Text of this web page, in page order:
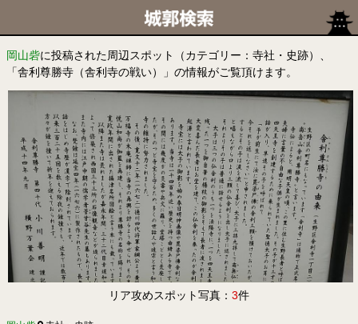
岡山砦に投稿された周辺スポット（カテゴリー：寺社・史跡）、
「舎利尊勝寺（舎利寺の戦い）」の情報がご覧頂けます。
リア攻めスポット写真： 3件